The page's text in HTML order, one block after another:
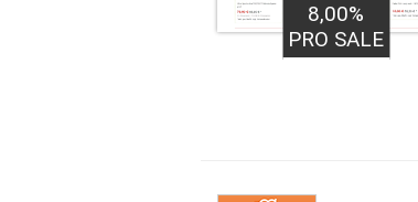
8,00%
PRO SALE